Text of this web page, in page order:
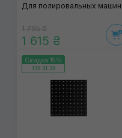
Для полировальных машин
1 795 ₴
1 615 ₴
Скидка 15%
130:31:30